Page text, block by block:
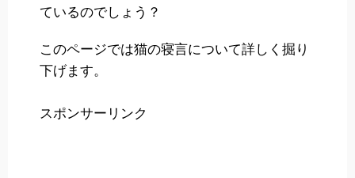
ているのでしょう？
このページでは猫の寝言について詳しく掘り
下げます。
スポンサーリンク